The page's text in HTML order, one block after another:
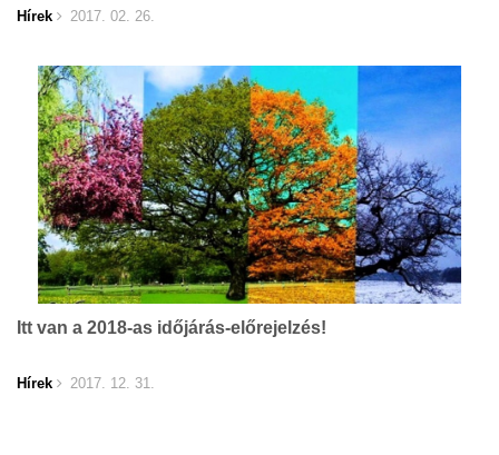
Hírek 2017. 02. 26.
Itt van a 2018-as időjárás-előrejelzés!
Hírek 2017. 12. 31.